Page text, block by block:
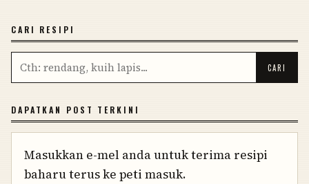
CARI RESIPI
DAPATKAN POST TERKINI
Masukkan e-mel anda untuk terima resipi
baharu terus ke peti masuk.